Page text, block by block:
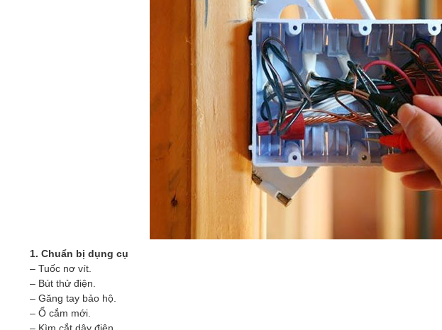
1. Chuẩn bị dụng cụ
– Tuốc nơ vít.
– Bút thử điện.
– Găng tay bảo hộ.
– Ổ cắm mới.